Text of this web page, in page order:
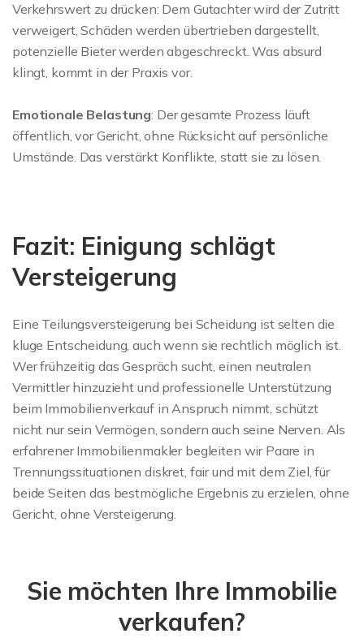
Verkehrswert zu drücken: Dem Gutachter wird der Zutritt
verweigert, Schäden werden übertrieben dargestellt,
potenzielle Bieter werden abgeschreckt. Was absurd
klingt, kommt in der Praxis vor.
Emotionale Belastung: Der gesamte Prozess läuft
öffentlich, vor Gericht, ohne Rücksicht auf persönliche
Umstände. Das verstärkt Konflikte, statt sie zu lösen.
Fazit: Einigung schlägt
Versteigerung
Eine Teilungsversteigerung bei Scheidung ist selten die
kluge Entscheidung, auch wenn sie rechtlich möglich ist.
Wer frühzeitig das Gespräch sucht, einen neutralen
Vermittler hinzuzieht und professionelle Unterstützung
beim Immobilienverkauf in Anspruch nimmt, schützt
nicht nur sein Vermögen, sondern auch seine Nerven. Als
erfahrener Immobilienmakler begleiten wir Paare in
Trennungssituationen diskret, fair und mit dem Ziel, für
beide Seiten das bestmögliche Ergebnis zu erzielen, ohne
Gericht, ohne Versteigerung.
Sie möchten Ihre Immobilie
verkaufen?